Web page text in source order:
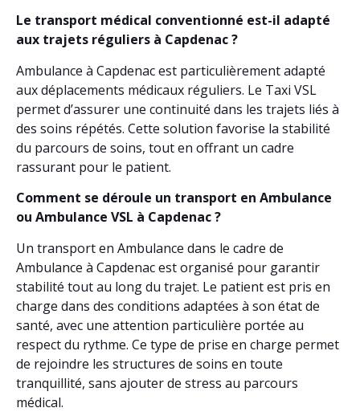
Le transport médical conventionné est-il adapté
aux trajets réguliers à Capdenac ?
Ambulance à Capdenac est particulièrement adapté
aux déplacements médicaux réguliers. Le Taxi VSL
permet d’assurer une continuité dans les trajets liés à
des soins répétés. Cette solution favorise la stabilité
du parcours de soins, tout en offrant un cadre
rassurant pour le patient.
Comment se déroule un transport en Ambulance
ou Ambulance VSL à Capdenac ?
Un transport en Ambulance dans le cadre de
Ambulance à Capdenac est organisé pour garantir
stabilité tout au long du trajet. Le patient est pris en
charge dans des conditions adaptées à son état de
santé, avec une attention particulière portée au
respect du rythme. Ce type de prise en charge permet
de rejoindre les structures de soins en toute
tranquillité, sans ajouter de stress au parcours
médical.